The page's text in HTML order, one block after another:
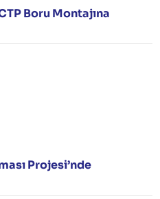
Boru Montajına
Projesi’nde